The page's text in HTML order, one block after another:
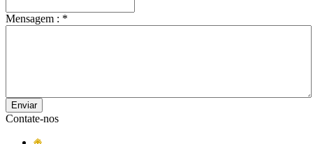
Mensagem : *
Enviar
Contate-nos